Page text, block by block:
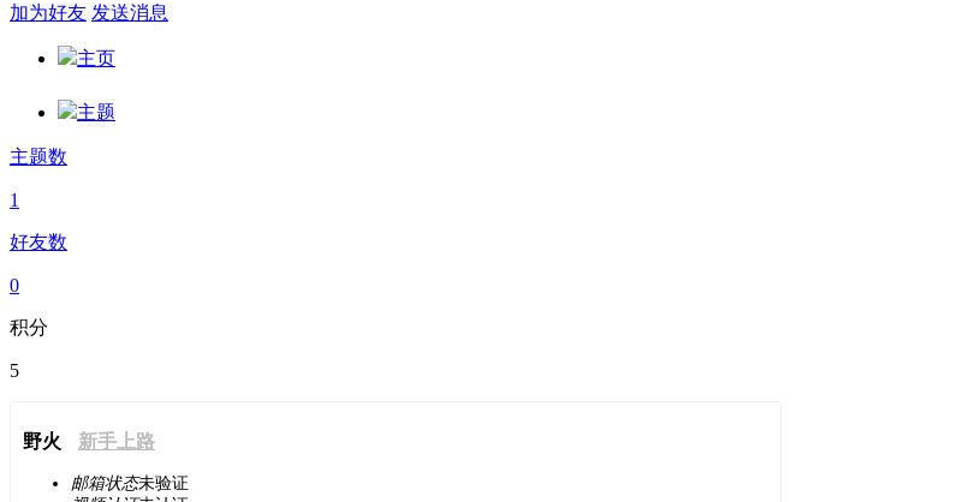
加为好友 发送消息
主页
主题
主题数
1
好友数
0
积分
5
野火 新手上路
邮箱状态未验证